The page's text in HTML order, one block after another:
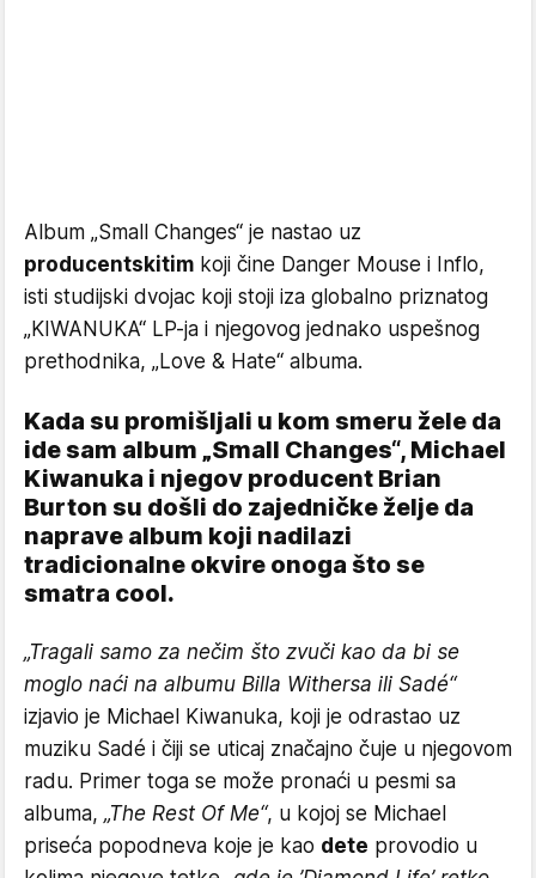
Album „Small Changes“ je nastao uz
producentskitim koji čine Danger Mouse i Inflo,
isti studijski dvojac koji stoji iza globalno priznatog
„KIWANUKA“ LP-ja i njegovog jednako uspešnog
prethodnika, „Love & Hate“ albuma.
Kada su promišljali u kom smeru žele da
ide sam album „Small Changes“, Michael
Kiwanuka i njegov producent Brian
Burton su došli do zajedničke želje da
naprave album koji nadilazi
tradicionalne okvire onoga što se
smatra cool.
„Tragali samo za nečim što zvuči kao da bi se
moglo naći na albumu Billa Withersa ili Sadé“
izjavio je Michael Kiwanuka, koji je odrastao uz
muziku Sadé i čiji se uticaj značajno čuje u njegovom
radu. Primer toga se može pronaći u pesmi sa
albuma, „The Rest Of Me“, u kojoj se Michael
priseća popodneva koje je kao dete provodio u